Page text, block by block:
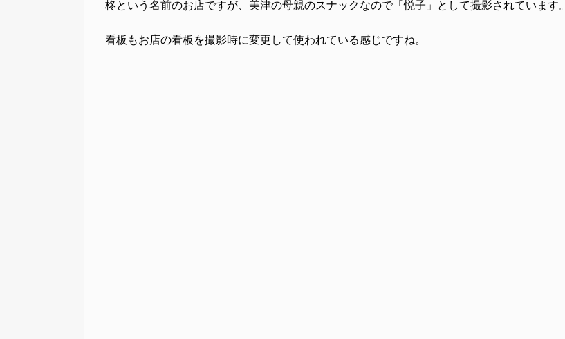
柊という名前のお店ですが、美津の母親のスナックなので「悦子」として撮影されています。
看板もお店の看板を撮影時に変更して使われている感じですね。